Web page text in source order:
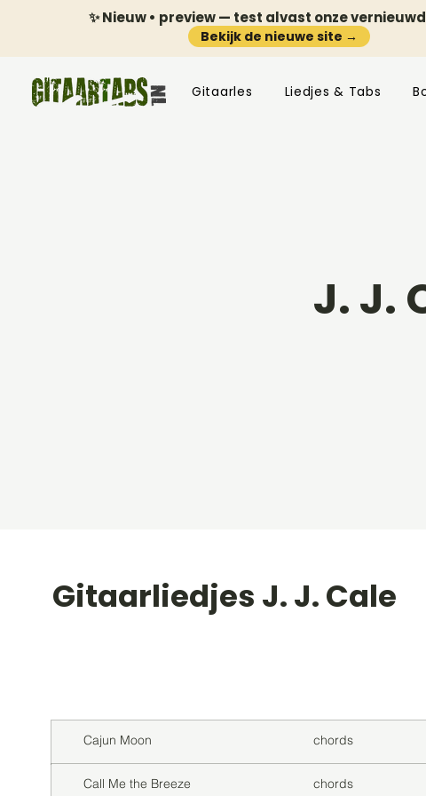
✨ Nieuw • preview — test alvast onze
Bekijk de nieuwe site →
Gitaarles Liedjes & Tabs
J. J.
Gitaarliedjes J. J. Cale
Cajun Moon chords
Call Me the Breeze chords